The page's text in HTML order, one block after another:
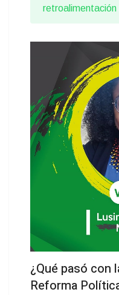
¿Qué pasó con
Reforma